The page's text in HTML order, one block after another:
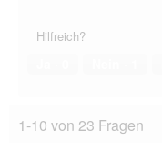
Hilfreich?
1-10 von 23 Fragen